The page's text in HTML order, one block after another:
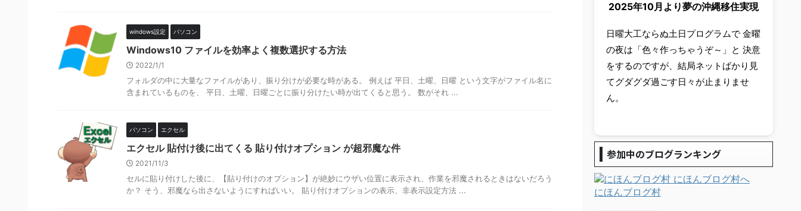
windows設定 パソコン
Windows10 ファイルを効率よく複数選択する方法
2022/1/1
フォルダの中に大量なファイルがあり、振り分けが必要な時がある。 例えば 平日、土曜、日曜 という文字がファイル名に
含まれているものを、 平日、土曜、日曜ごとに振り分けたい時が出てくると思う。 数がそれ ...
パソコン エクセル
エクセル 貼付け後に出てくる 貼り付けオプション が超邪魔な件
2021/11/3
セルに貼り付けした後に、【貼り付けのオプション】が絶妙にウザい位置に表示され、作業を邪魔されるときはないだろう
か？ そう、邪魔なら出さないようにすればいい。 貼り付けオプションの表示、非表示設定方法 ...
2025年10月より夢の沖縄移住実現
日曜大工ならぬ土日プログラムで 金曜
の夜は「色々作っちゃうぞ～」と 決意
をするのですが、結局ネットばかり見
てグダグダ過ごす日々が止まりませ
ん。
参加中のブログランキング
にほんブログ村